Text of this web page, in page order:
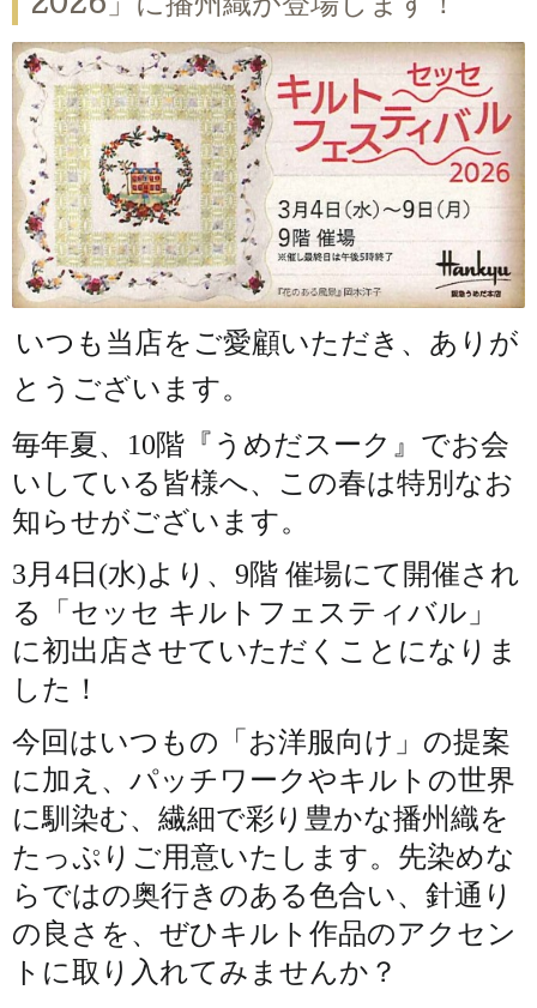
2026」に播州織が登場します！
いつも当店をご愛顧いただき、ありが
とうございます。
毎年夏、10階『うめだスーク』でお会
いしている皆様へ、この春は特別なお
知らせがございます。
3月4日(水)より、9階 催場にて開催され
る「セッセ キルトフェスティバル」
に初出店させていただくことになりま
した！
今回はいつもの「お洋服向け」の提案
に加え、パッチワークやキルトの世界
に馴染む、繊細で彩り豊かな播州織を
たっぷりご用意いたします。先染めな
らではの奥行きのある色合い、針通り
の良さを、ぜひキルト作品のアクセン
トに取り入れてみませんか？